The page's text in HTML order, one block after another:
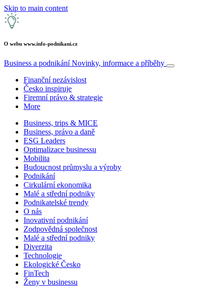
Skip to main content
O webu www.info-podnikani.cz
Business a podnikáníNovinky, informace a příběhy
Finanční nezávislost
Česko inspiruje
Firemní právo & strategie
More
Business, trips & MICE
Business, právo a daně
ESG Leaders
Optimalizace businessu
Mobilita
Budoucnost průmyslu a výroby
Podnikání
Cirkulární ekonomika
Malé a střední podniky
Podnikatelské trendy
O nás
Inovativní podnikání
Zodpovědná společnost
Malé a střední podniky
Diverzita
Technologie
Ekologické Česko
FinTech
Ženy v businessu